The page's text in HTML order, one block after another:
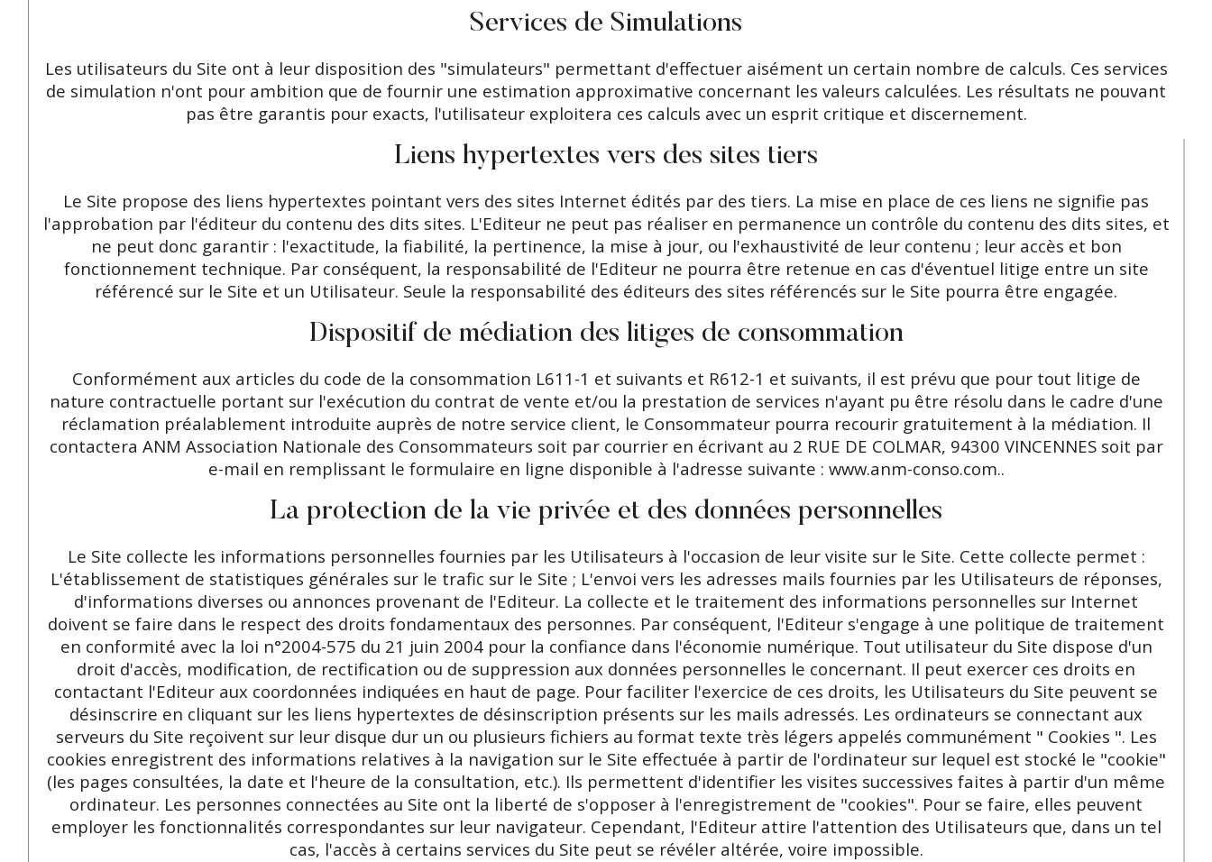
Services de Simulations
Les utilisateurs du Site ont à leur disposition des "simulateurs" permettant d'effectuer aisément un certain nombre de calculs. Ces services
de simulation n'ont pour ambition que de fournir une estimation approximative concernant les valeurs calculées. Les résultats ne pouvant
pas être garantis pour exacts, l'utilisateur exploitera ces calculs avec un esprit critique et discernement.
Liens hypertextes vers des sites tiers
Le Site propose des liens hypertextes pointant vers des sites Internet édités par des tiers. La mise en place de ces liens ne signifie pas
l'approbation par l'éditeur du contenu des dits sites. L'Editeur ne peut pas réaliser en permanence un contrôle du contenu des dits sites, et
ne peut donc garantir : l'exactitude, la fiabilité, la pertinence, la mise à jour, ou l'exhaustivité de leur contenu ; leur accès et bon
fonctionnement technique. Par conséquent, la responsabilité de l'Editeur ne pourra être retenue en cas d'éventuel litige entre un site
référencé sur le Site et un Utilisateur. Seule la responsabilité des éditeurs des sites référencés sur le Site pourra être engagée.
Dispositif de médiation des litiges de consommation
Conformément aux articles du code de la consommation L611-1 et suivants et R612-1 et suivants, il est prévu que pour tout litige de
nature contractuelle portant sur l'exécution du contrat de vente et/ou la prestation de services n'ayant pu être résolu dans le cadre d'une
réclamation préalablement introduite auprès de notre service client, le Consommateur pourra recourir gratuitement à la médiation. Il
contactera ANM Association Nationale des Consommateurs soit par courrier en écrivant au 2 RUE DE COLMAR, 94300 VINCENNES soit par
e-mail en remplissant le formulaire en ligne disponible à l'adresse suivante : www.anm-conso.com..
La protection de la vie privée et des données personnelles
Le Site collecte les informations personnelles fournies par les Utilisateurs à l'occasion de leur visite sur le Site. Cette collecte permet :
L'établissement de statistiques générales sur le trafic sur le Site ; L'envoi vers les adresses mails fournies par les Utilisateurs de réponses,
d'informations diverses ou annonces provenant de l'Editeur. La collecte et le traitement des informations personnelles sur Internet
doivent se faire dans le respect des droits fondamentaux des personnes. Par conséquent, l'Editeur s'engage à une politique de traitement
en conformité avec la loi n°2004-575 du 21 juin 2004 pour la confiance dans l'économie numérique. Tout utilisateur du Site dispose d'un
droit d'accès, modification, de rectification ou de suppression aux données personnelles le concernant. Il peut exercer ces droits en
contactant l'Editeur aux coordonnées indiquées en haut de page. Pour faciliter l'exercice de ces droits, les Utilisateurs du Site peuvent se
désinscrire en cliquant sur les liens hypertextes de désinscription présents sur les mails adressés. Les ordinateurs se connectant aux
serveurs du Site reçoivent sur leur disque dur un ou plusieurs fichiers au format texte très légers appelés communément " Cookies ". Les
cookies enregistrent des informations relatives à la navigation sur le Site effectuée à partir de l'ordinateur sur lequel est stocké le "cookie"
(les pages consultées, la date et l'heure de la consultation, etc.). Ils permettent d'identifier les visites successives faites à partir d'un même
ordinateur. Les personnes connectées au Site ont la liberté de s'opposer à l'enregistrement de "cookies". Pour se faire, elles peuvent
employer les fonctionnalités correspondantes sur leur navigateur. Cependant, l'Editeur attire l'attention des Utilisateurs que, dans un tel
cas, l'accès à certains services du Site peut se révéler altérée, voire impossible.